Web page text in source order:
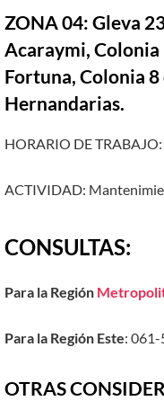
ZONA 04: Gleva
Acaraymi,
Fortuna, Colonia
Hernandarias.
HORARIO DE
ACTIVIDAD:
CONSULTAS:
Para la Región
Para la Región Este: 061-
OTRAS